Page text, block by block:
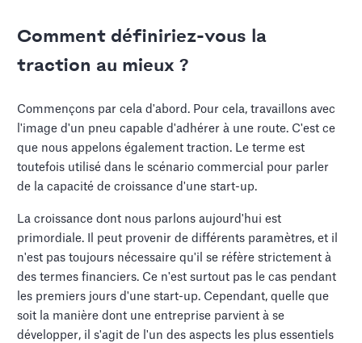
Comment définiriez-vous la
traction au mieux ?
Commençons par cela d'abord. Pour cela, travaillons avec
l'image d'un pneu capable d'adhérer à une route. C'est ce
que nous appelons également traction. Le terme est
toutefois utilisé dans le scénario commercial pour parler
de la capacité de croissance d'une start-up.
La croissance dont nous parlons aujourd'hui est
primordiale. Il peut provenir de différents paramètres, et il
n'est pas toujours nécessaire qu'il se réfère strictement à
des termes financiers. Ce n'est surtout pas le cas pendant
les premiers jours d'une start-up. Cependant, quelle que
soit la manière dont une entreprise parvient à se
développer, il s'agit de l'un des aspects les plus essentiels